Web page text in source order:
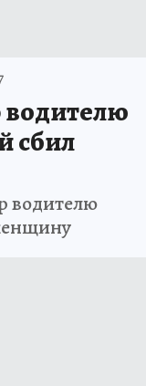
водителю
сбил
водителю